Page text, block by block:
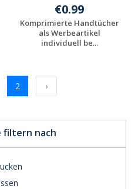
filtern nach
€0.99
Komprimierte Handtücher
als Werbeartikel
individuell be...
2 ›